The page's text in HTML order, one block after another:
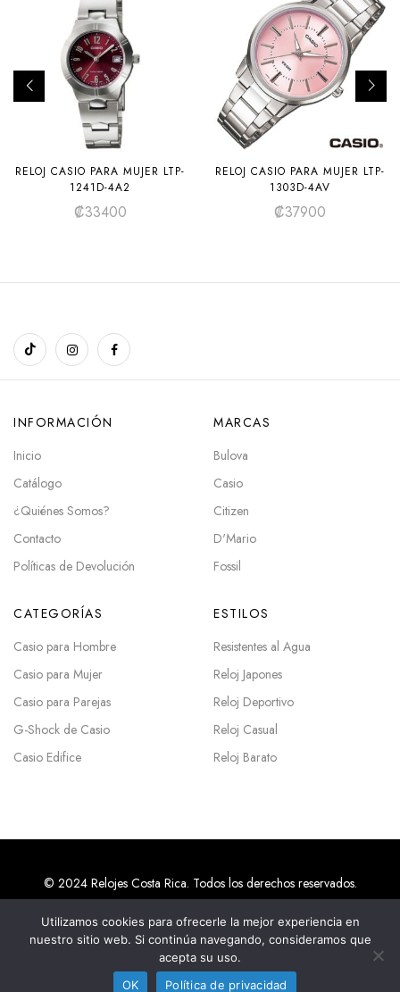
RELOJ CASIO PARA MUJER LTP-
1241D-4A2
₡33400
RELOJ CASIO PARA MUJER LTP-
1303D-4AV
₡37900
INFORMACIÓN
Inicio
Catálogo
¿Quiénes Somos?
Contacto
Políticas de Devolución
MARCAS
Bulova
Casio
Citizen
D'Mario
Fossil
CATEGORÍAS
Casio para Hombre
Casio para Mujer
Casio para Parejas
G-Shock de Casio
Casio Edifice
ESTILOS
Resistentes al Agua
Reloj Japones
Reloj Deportivo
Reloj Casual
Reloj Barato
© 2024 Relojes Costa Rica. Todos los derechos reservados.
Agencias SEO en Costa Rica
Utilizamos cookies para ofrecerle la mejor experiencia en
nuestro sitio web. Si continúa navegando, consideramos que
acepta su uso.
OK
Política de privacidad